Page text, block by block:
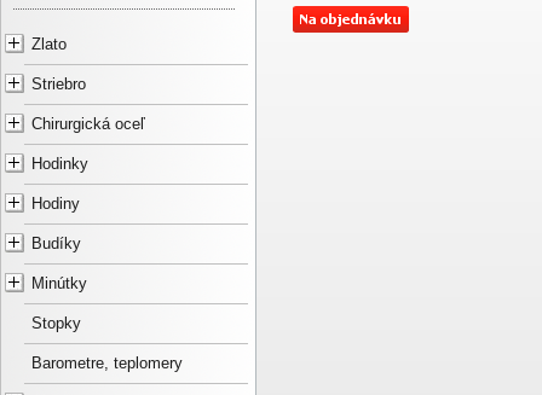
Zlato
Striebro
Chirurgická oceľ
Hodinky
Hodiny
Budíky
Minútky
Stopky
Barometre, teplomery